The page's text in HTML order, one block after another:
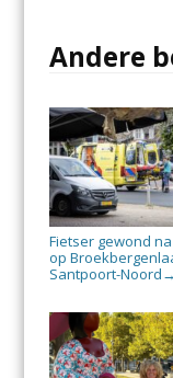
Andere
Fietser gewond
op
Santpoort-Noord →